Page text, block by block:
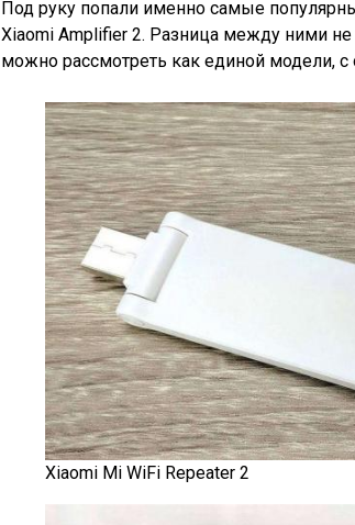
Под руку попали именно самые
Xiaomi Amplifier 2. Разница между ними
можно рассмотреть как единой модели,
Xiaomi Mi WiFi Repeater 2